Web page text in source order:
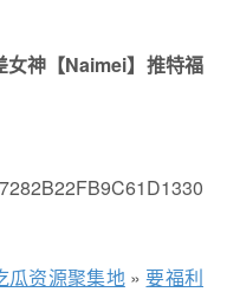
女神【Naimei】推特福
瓜资源聚集地»要福利